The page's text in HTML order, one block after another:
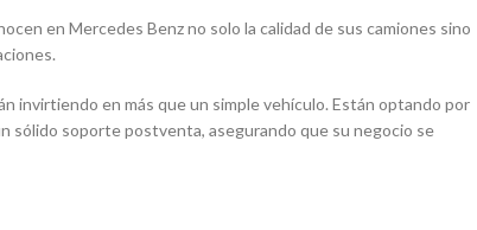
en Mercedes Benz no solo la calidad de sus camiones sino
invirtiendo en más que un simple vehículo. Están optando por
sólido soporte postventa, asegurando que su negocio se